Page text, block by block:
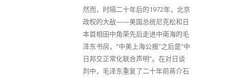
然而，时隔二十年后的1972年，北京
政权的大敌——美国总统尼克松和日
本首相田中角荣先后走进中南海的毛
泽东书房，“中美上海公报”之后是“中
日邦交正常化联合声明”。在对日谈
判中，毛泽东重复了二十年前蒋介石